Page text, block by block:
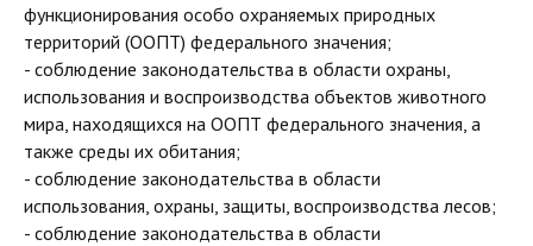
функционирования особо охраняемых природных
территорий (ООПТ) федерального значения;
- соблюдение законодательства в области охраны,
использования и воспроизводства объектов животного
мира, находящихся на ООПТ федерального значения, а
также среды их обитания;
- соблюдение законодательства в области
использования, охраны, защиты, воспроизводства лесов;
- соблюдение законодательства в области